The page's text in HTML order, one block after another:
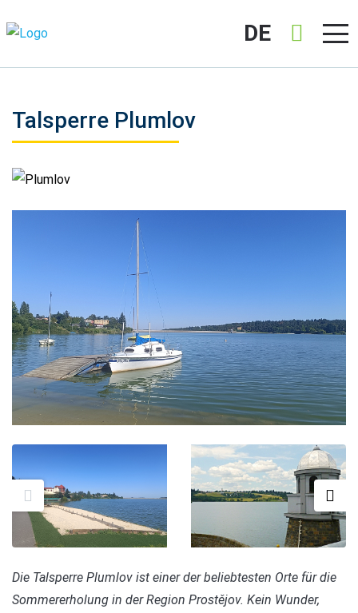
DE
Talsperre Plumlov
Plumlov
Die Talsperre Plumlov ist einer der beliebtesten Orte für die
Sommererholung in der Region Prostějov. Kein Wunder,